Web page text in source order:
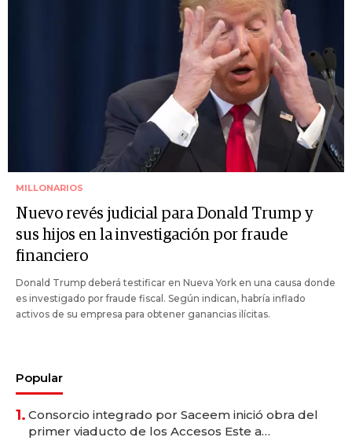
MILLONARIOS
Nuevo revés judicial para Donald Trump y
sus hijos en la investigación por fraude
financiero
Donald Trump deberá testificar en Nueva York en una causa donde
es investigado por fraude fiscal. Según indican, habría inflado
activos de su empresa para obtener ganancias ilícitas.
Popular
1. Consorcio integrado por Saceem inició obra del
primer viaducto de los Accesos Este a